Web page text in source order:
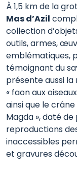
À 1,5 km de la
Mas d’Azil
collection
outils, armes,
emblématiques,
témoignant du
présente aussi
« faon aux
ainsi que le
Magda », daté de
reproductions
inaccessibles
et gravures